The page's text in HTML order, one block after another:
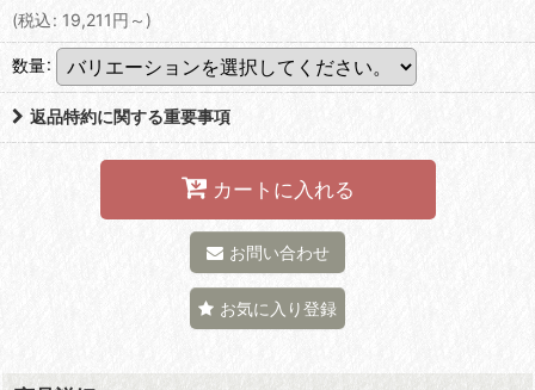
(税込: 19,211円 ～)
数量:
返品特約に関する重要事項
カートに入れる
お問い合わせ
お気に入り登録